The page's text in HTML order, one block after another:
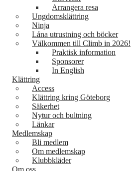
Arrangera resa
Ungdomsklättring
Ninja
Låna utrustning och böcker
Välkommen till Climb in 2026!
Praktisk information
Sponsorer
In English
Klättring
Access
Klättring kring Göteborg
Säkerhet
Nytur och bultning
Länkar
Medlemskap
Bli medlem
Om medlemskap
Klubbkläder
Om oss